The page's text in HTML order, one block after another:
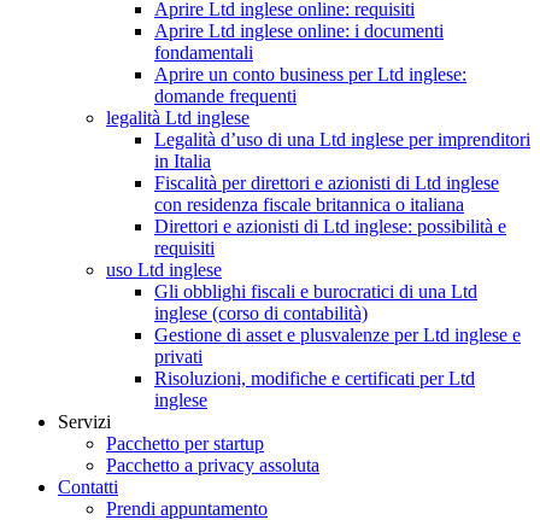
Aprire Ltd inglese online: requisiti
Aprire Ltd inglese online: i documenti
fondamentali
Aprire un conto business per Ltd inglese:
domande frequenti
legalità Ltd inglese
Legalità d’uso di una Ltd inglese per imprenditori
in Italia
Fiscalità per direttori e azionisti di Ltd inglese
con residenza fiscale britannica o italiana
Direttori e azionisti di Ltd inglese: possibilità e
requisiti
uso Ltd inglese
Gli obblighi fiscali e burocratici di una Ltd
inglese (corso di contabilità)
Gestione di asset e plusvalenze per Ltd inglese e
privati
Risoluzioni, modifiche e certificati per Ltd
inglese
Servizi
Pacchetto per startup
Pacchetto a privacy assoluta
Contatti
Prendi appuntamento